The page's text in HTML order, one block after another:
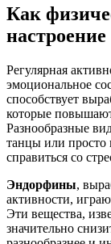
Как
настроение
Регулярная
эмоциональное
способствует
которые
Разнообразные
танцы или просто
справиться со
Эндорфины,
активности,
Эти вещества,
значительно